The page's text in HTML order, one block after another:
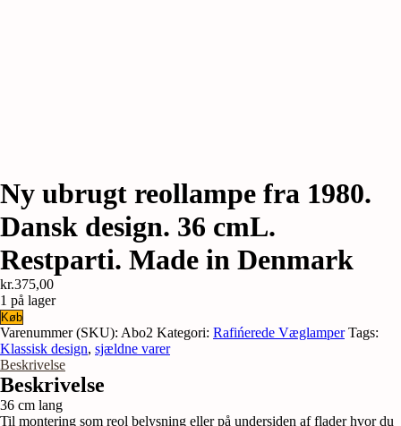
Ny ubrugt reollampe fra 1980.
Dansk design. 36 cmL.
Restparti. Made in Denmark
kr.375,00
1 på lager
Ny
ubrugt
reollampe
fra
1980.
Dansk
design.
Køb
Varenummer (SKU): Abo2 Kategori: Rafińerede Væglamper Tags:
Klassisk design, sjældne varer
Beskrivelse
Beskrivelse
36 cm lang
Til montering som reol belysning eller på undersiden af flader hvor du